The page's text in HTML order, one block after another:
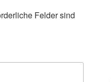
Felder sind